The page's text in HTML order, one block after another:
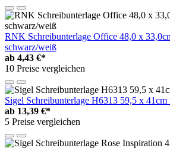
RNK Schreibunterlage Office 48,0 x
schwarz/weiß
ab 4,43 €*
10 Preise vergleichen
Sigel Schreibunterlage H6313 59,5 x 41cm
ab 13,39 €*
5 Preise vergleichen